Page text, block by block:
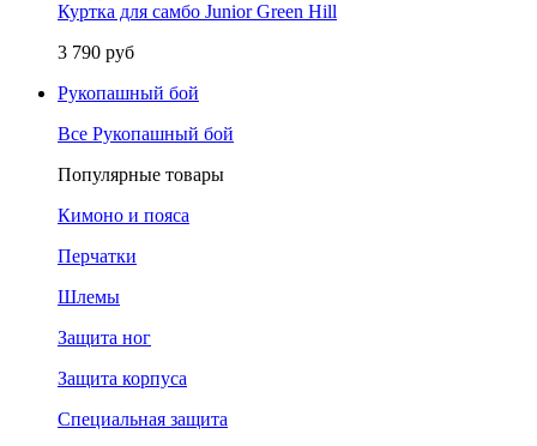
Куртка для самбо Junior Green Hill
3 790 руб
Рукопашный бой
Все Рукопашный бой
Популярные товары
Кимоно и пояса
Перчатки
Шлемы
Защита ног
Защита корпуса
Специальная защита